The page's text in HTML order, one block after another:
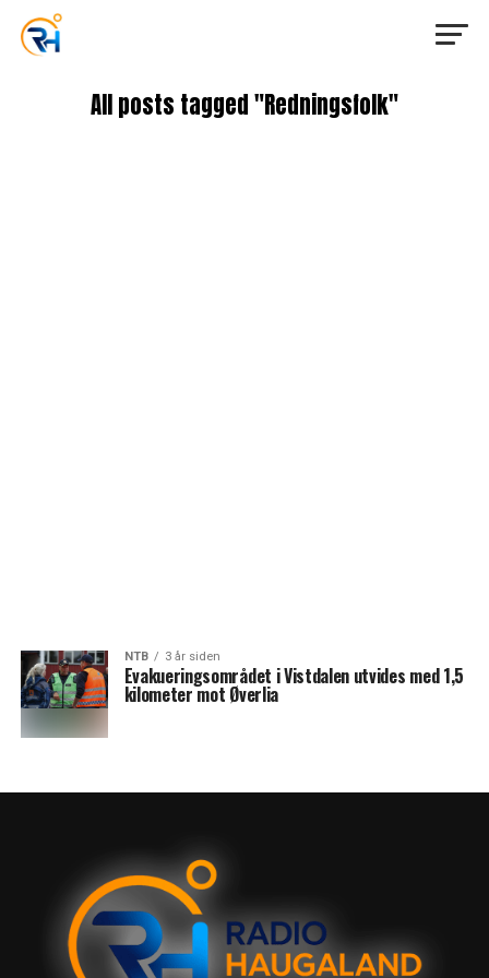
All posts tagged "Redningsfolk"
NTB 3 år siden
Evakueringsområdet i Vistdalen utvides med 1,5
kilometer mot Øverlia